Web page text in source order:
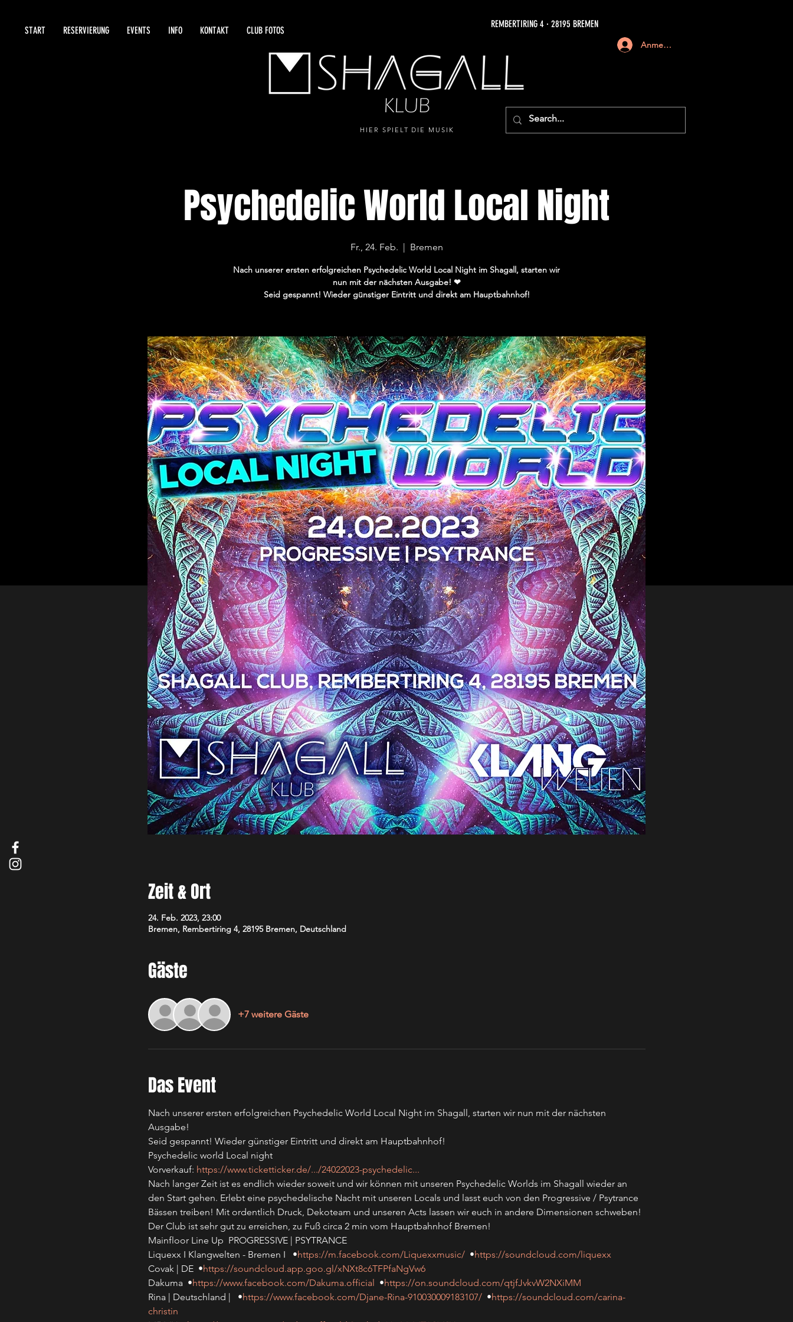
START RESERVIERUNG EVENTS INFO KONTAKT CLUB FOTOS
REMBERTIRING 4 · 28195 BREMEN
HIER SPIELT DIE MUSIK
Anmelden
Psychedelic World Local Night
Fr., 24. Feb.
  |
Bremen
Nach unserer ersten erfolgreichen Psychedelic World Local Night im Shagall, starten wir
nun mit der nächsten Ausgabe! ❤
Zeit & Ort
24. Feb. 2023, 23:00
Bremen, Rembertiring 4, 28195 Bremen, Deutschland
Gäste
+7 weitere Gäste
Das Event
Nach unserer ersten erfolgreichen Psychedelic World Local Night im Shagall, starten wir nun mit der nächsten
Ausgabe!
Seid gespannt! Wieder günstiger Eintritt und direkt am Hauptbahnhof!
Psychedelic world Local night
Vorverkauf: https://www.ticketticker.de/.../24022023-psychedelic...
Nach langer Zeit ist es endlich wieder soweit und wir können mit unseren Psychedelic Worlds im Shagall wieder an
den Start gehen. Erlebt eine psychedelische Nacht mit unseren Locals und lasst euch von den Progressive / Psytrance
Bässen treiben! Mit ordentlich Druck, Dekoteam und unseren Acts lassen wir euch in andere Dimensionen schweben!
Der Club ist sehr gut zu erreichen, zu Fuß circa 2 min vom Hauptbahnhof Bremen!
Mainfloor Line Up  PROGRESSIVE | PSYTRANCE
Liquexx I Klangwelten - Bremen I   •https://m.facebook.com/Liquexxmusic/ •https://soundcloud.com/liquexx
Covak | DE  •https://soundcloud.app.goo.gl/xNXt8c6TFPfaNgVw6
Dakuma  •https://www.facebook.com/Dakuma.official •https://on.soundcloud.com/qtjfJvkvW2NXiMM
Rina | Deutschland |   •https://www.facebook.com/Djane-Rina-910030009183107/ •https://soundcloud.com/carina-
christin